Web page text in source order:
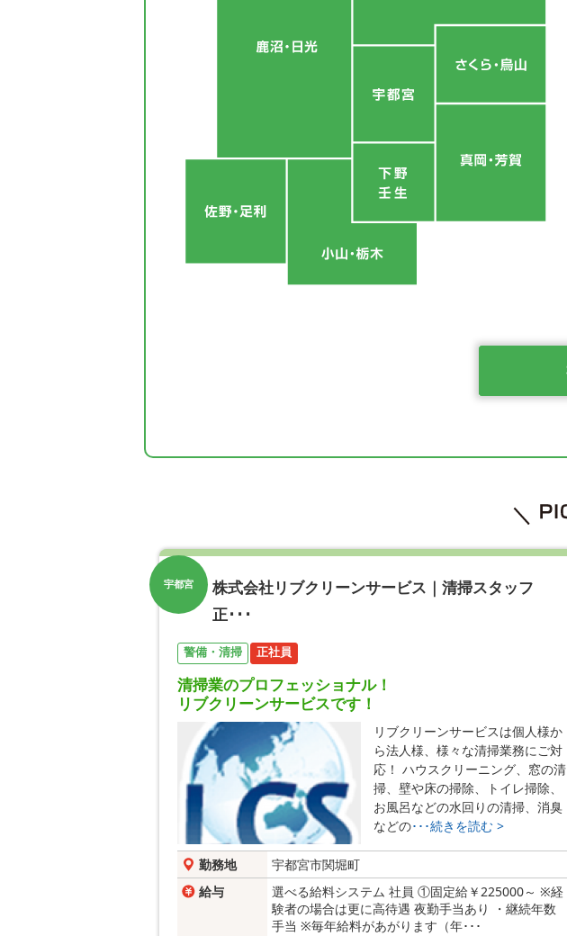
株式会社リブクリーンサービス｜清掃スタッフ
正･･･
宇都宮
警備・清掃 正社員
清掃業のプロフェッショナル！
リブクリーンサービスです！
リブクリーンサービスは個人様か
ら法人様、様々な清掃業務にご対
応！ ハウスクリーニング、窓の清
掃、壁や床の掃除、トイレ掃除、
お風呂などの水回りの清掃、消臭
などの･･･続きを読む >
勤務地
宇都宮市関堀町
給与
選べる給料システム 社員 ①固定給￥225000～ ※経
験者の場合は更に高待遇 夜勤手当あり ・継続年数
手当 ※毎年給料があがります（年･･･